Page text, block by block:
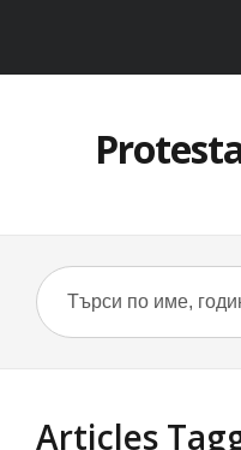
Articles